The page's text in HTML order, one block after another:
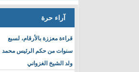
آراء حرة
قراءة معززة بالأرقام، لسبع
سنوات من حكم الرئيس محمد
ولد الشيخ الغزواني